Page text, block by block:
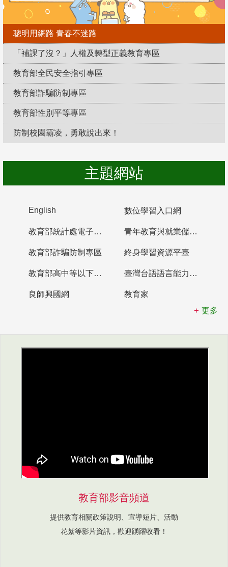
聰明用網路 青春不迷路
「補課了沒？」人權及轉型正義教育專區
教育部全民安全指引專區
教育部詐騙防制專區
教育部性別平等專區
防制校園霸凌，勇敢說出來！
主題網站
English 數位學習入口網
教育部統計處電子書櫃 青年教育與就業儲蓄帳戶
教育部詐騙防制專區 終身學習資源平臺
教育部高中等以下學校及幼兒園教師資格檢定考試 臺灣台語語言能力認證網站
良師興國網
教育家
更多
教育部影音頻道
提供教育相關政策說明、宣導短片、活動
花絮等影片資訊，歡迎踴躍收看！